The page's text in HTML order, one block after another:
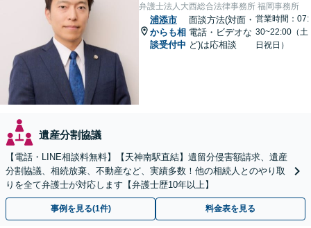
弁護士法人大西総合法律事務所 福岡事務所
浦添市
からも相
談受付中
面談方法(対面・
電話・ビデオな
ど)は応相談
営業時間：07:
30~22:00（土
日祝日）
遺産分割協議
【電話・LINE相談料無料】【天神南駅直結】遺留分侵害額請求、遺産
分割協議、相続放棄、不動産など、実績多数！他の相続人とのやり取
りを全て弁護士が対応します【弁護士歴10年以上】
事例を見る(1件) 料金表を見る